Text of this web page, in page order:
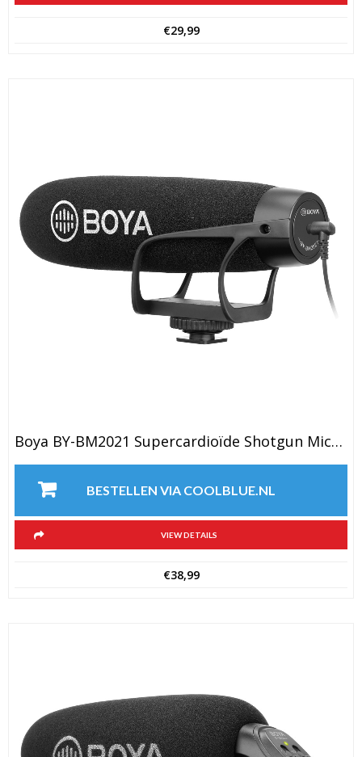
€29,99
Boya BY-BM2021 Supercardioïde Shotgun Microfoon
BESTELLEN VIA COOLBLUE.NL
VIEW DETAILS
€38,99